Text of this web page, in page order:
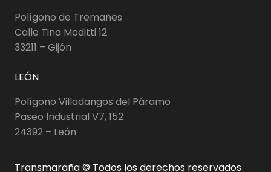
Polígono de Tremañes
Calle Tina Moditti 12
33211 – Gijón
LEÓN
Polígono Villadangos del Páramo
Paseo Industrial V7, 152
24392 – León
Transmaraña © Todos los derechos reservados